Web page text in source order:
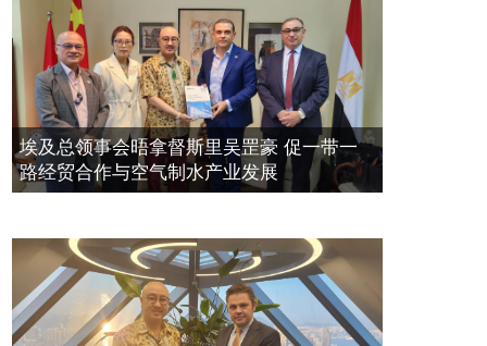
埃及总领事会晤拿督斯里吴罡豪 促一带一
路经贸合作与空气制水产业发展